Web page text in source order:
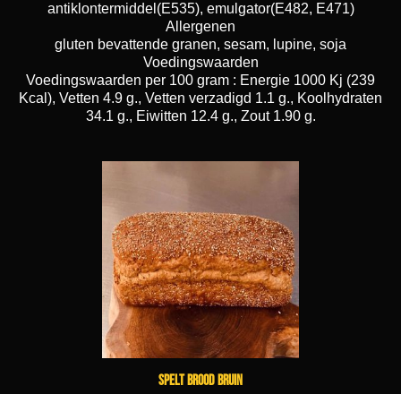
antiklontermiddel(E535), emulgator(E482, E471)
Allergenen
gluten bevattende granen, sesam, lupine, soja
Voedingswaarden
Voedingswaarden per 100 gram : Energie 1000 Kj (239
Kcal), Vetten 4.9 g., Vetten verzadigd 1.1 g., Koolhydraten
34.1 g., Eiwitten 12.4 g., Zout 1.90 g.
Spelt brood bruin